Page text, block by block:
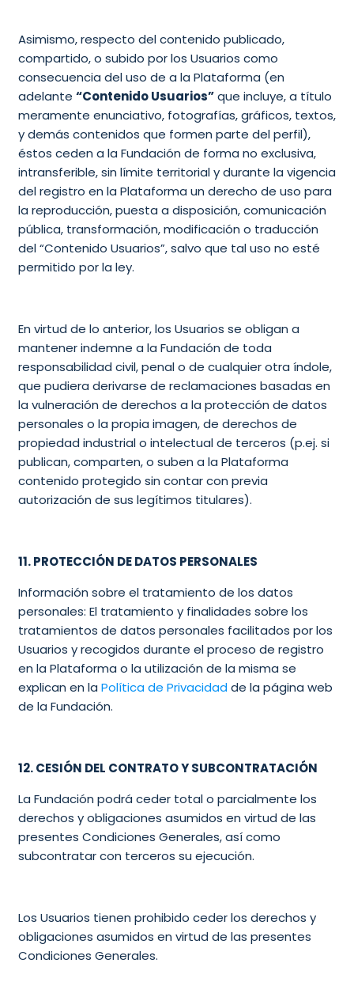
Asimismo, respecto del contenido publicado,
compartido, o subido por los Usuarios como
consecuencia del uso de a la Plataforma (en
adelante “Contenido Usuarios”que incluye, a título
meramente enunciativo, fotografías, gráficos, textos,
y demás contenidos que formen parte del perfil),
éstos ceden a la Fundación de forma no exclusiva,
intransferible, sin límite territorial y durante la vigencia
del registro en la Plataforma un derecho de uso para
la reproducción, puesta a disposición, comunicación
pública, transformación, modificación o traducción
del “Contenido Usuarios”, salvo que tal uso no esté
permitido por la ley.
En virtud de lo anterior, los Usuarios se obligan a
mantener indemne a la Fundación de toda
responsabilidad civil, penal o de cualquier otra índole,
que pudiera derivarse de reclamaciones basadas en
la vulneración de derechos a la protección de datos
personales o la propia imagen, de derechos de
propiedad industrial o intelectual de terceros (p.ej. si
publican, comparten, o suben a la Plataforma
contenido protegido sin contar con previa
autorización de sus legítimos titulares).
11. PROTECCIÓN DE DATOS PERSONALES
Información sobre el tratamiento de los datos
personales: El tratamiento y finalidades sobre los
tratamientos de datos personales facilitados por los
Usuarios y recogidos durante el proceso de registro
en la Plataforma o la utilización de la misma se
explican en la Política de Privacidadde la página web
de la Fundación.
12. CESIÓN DEL CONTRATO Y SUBCONTRATACIÓN
La Fundación podrá ceder total o parcialmente los
derechos y obligaciones asumidos en virtud de las
presentes Condiciones Generales, así como
subcontratar con terceros su ejecución.
Los Usuarios tienen prohibido ceder los derechos y
obligaciones asumidos en virtud de las presentes
Condiciones Generales.